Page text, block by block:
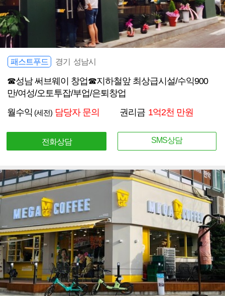
패스트푸드 경기 성남시
☎성남 써브웨이 창업☎지하철앞 최상급시설/수익900
만/여성/오토투잡/부업/은퇴창업
월수익 (세전) 담당자 문의 권리금 1억2천 만원
전화상담 SMS상담